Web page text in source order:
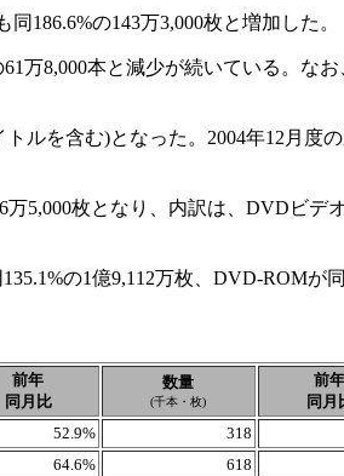
186.6%の143万3,000枚と増加した。
万8,000本と減少が続いている。な
ルを含む)となった。2004年12月度
5,000枚となり、内訳は、DVDビデ
の1億9,112万枚、DVD-ROMが
前年
同月比
数量
(千本・枚)
前年
同月
52.9% 318
64.6% 618